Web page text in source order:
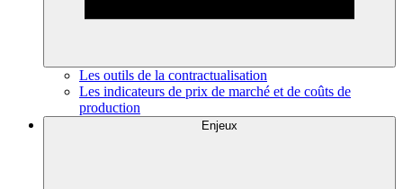
Les outils de la contractualisation
Les indicateurs de prix de marché et de coûts de
production
Enjeux